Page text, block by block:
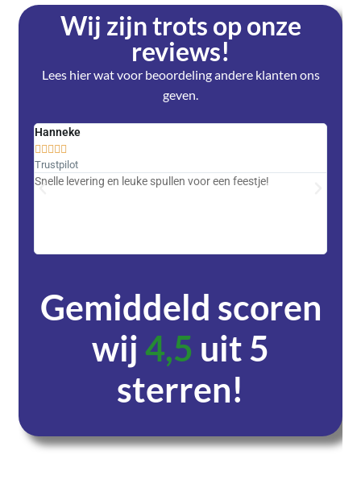
Wij zijn trots op onze
reviews!
Lees hier wat voor beoordeling andere klanten ons
geven.
Hanneke

Trustpilot
Snelle levering en leuke spullen voor een feestje!
Gemiddeld scoren
wij4,5 uit 5
sterren!